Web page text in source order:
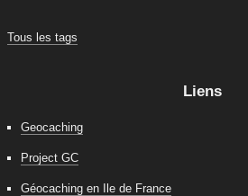
Tous les tags
Liens
Geocaching
Project GC
Géocaching en Ile de France